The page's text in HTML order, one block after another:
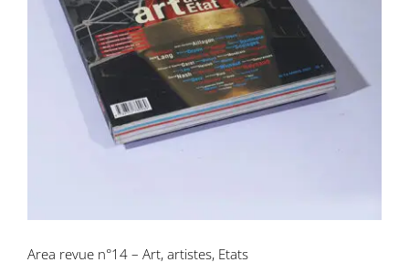
Area revue n°14 – Art, artistes, Etats
Area revue n°14 – Art, artistes, Etats